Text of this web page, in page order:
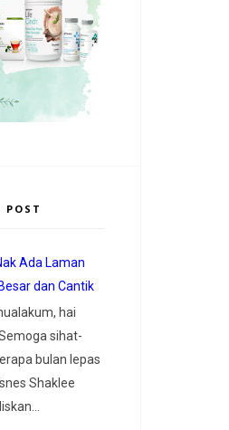
POST
Ada Laman
dan Cantik
hai
sihat-
bulan lepas
Shaklee